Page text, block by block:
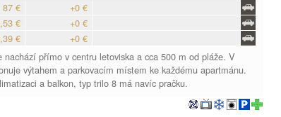
87 €
+0 €
€
+0 €
€
+0 €
přímo v centru letoviska a cca 500 m od pláže. V
výtahem a parkovacím místem ke každému apartmánu.
a balkon, typ trilo 8 má navíc pračku.